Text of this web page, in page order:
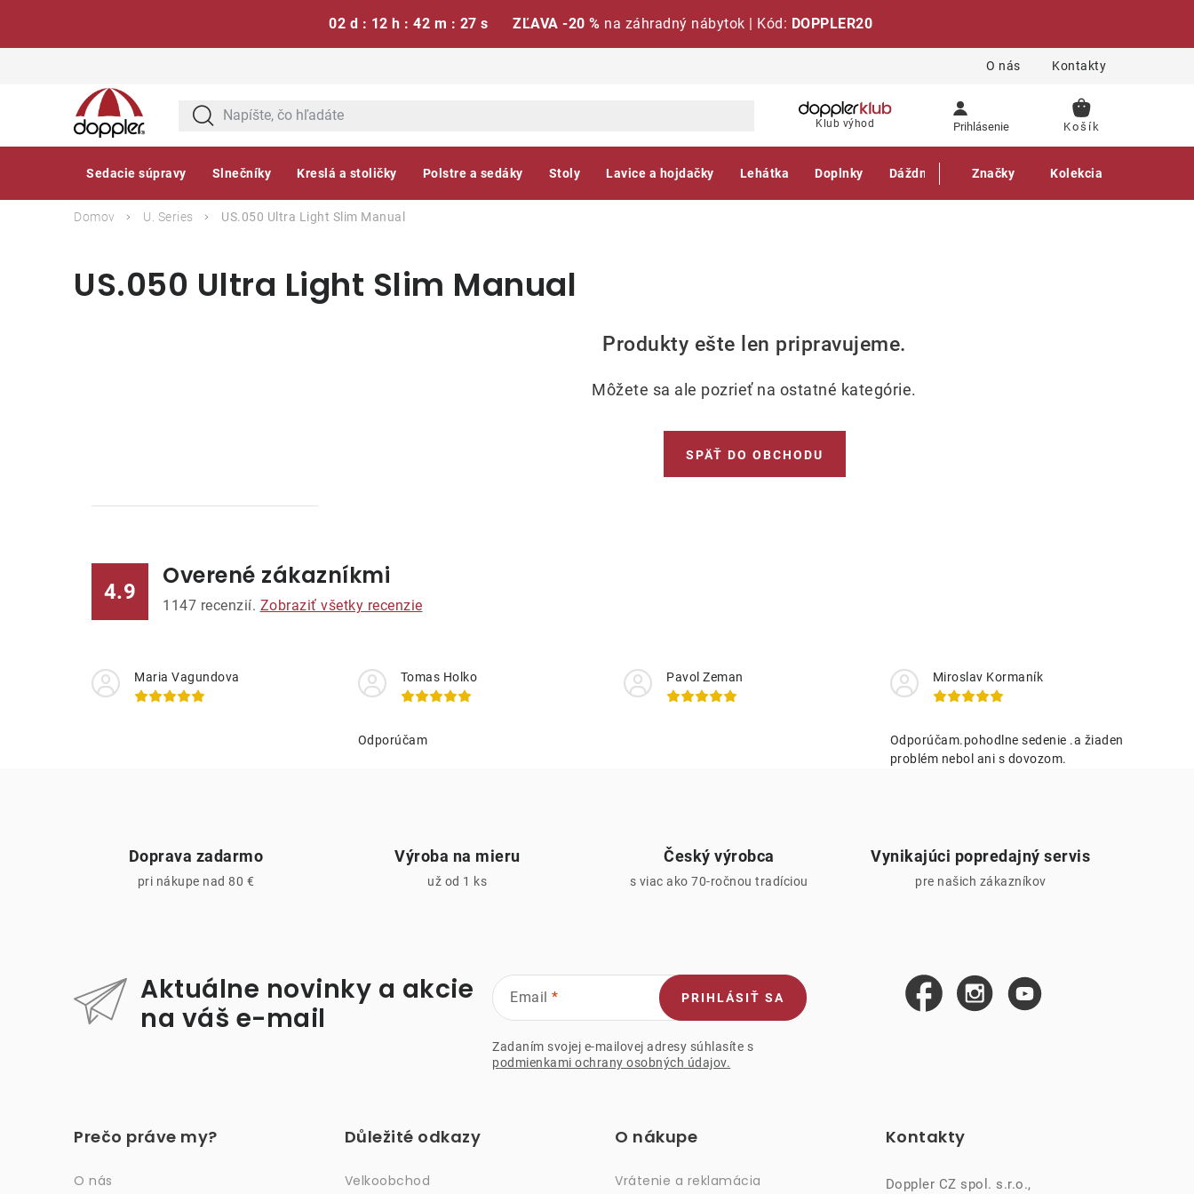
02 d : 12 h : 42 m : 26 s ZĽAVA -20 % na záhradný nábytok | Kód: DOPPLER20
O nás Kontakty
Klub výhod Prihlásenie
NÁKUPNÝ
Sedacie súpravy Slnečníky Kreslá a stoličky Polstre a sedáky Stoly Lavice a hojdačky Lehátka Doplnky Dáždniky Gastro produkty
Značky Kolekcia
Domov U. Series US.050 Ultra Light Slim Manual
US.050 Ultra Light Slim Manual
n
Produkty ešte len pripravujeme.
Môžete sa ale pozrieť na ostatné kategórie.
SPÄŤ DO OBCHODU
4.9
Overené zákazníkmi
1147 recenzií. Zobraziť všetky recenzie
Maria Vagundova Tomas Holko
Odporúčam
Pavol Zeman Miroslav Kormaník
Odporúčam.pohodlne sedenie .a žiaden
problém nebol ani s dovozom.
Doprava zadarmo
pri nákupe nad 80 €
Výroba na mieru
už od 1 ks
Český výrobca
s viac ako 70-ročnou tradíciou
Vynikajúci popredajný servis
pre našich zákazníkov
Aktuálne novinky a akcie
na váš e-mail
Email
Zadaním svojej e-mailovej adresy súhlasíte s
podmienkami ochrany osobných údajov.
PRIHLÁSIŤ SA
Prečo práve my?
O nás
Důležité odkazy
Velkoobchod
O nákupe
Vrátenie a reklamácia
Kontakty
Doppler CZ spol. s.r.o.,